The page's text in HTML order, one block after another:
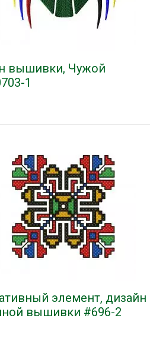
вышивки, Чужой
1
элемент, дизайн
вышивки #696-2